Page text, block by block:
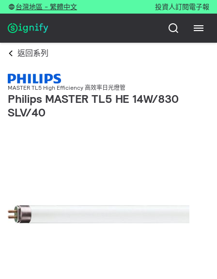
台灣地區 - 繁體中文 投資人訂閱電子報
返回系列
MASTER TL5 High Efficiency 高效率日光燈管
Philips MASTER TL5 HE 14W/830
SLV/40